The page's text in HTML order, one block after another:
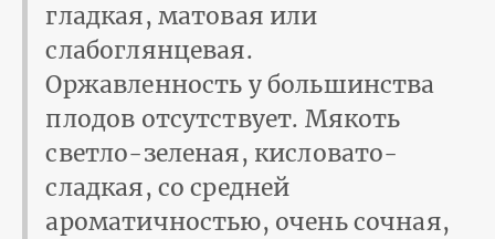
гладкая, матовая или
слабоглянцевая.
Оржавленность у большинства
плодов отсутствует. Мякоть
светло-зеленая, кисловато-
сладкая, со средней
ароматичностью, очень сочная,